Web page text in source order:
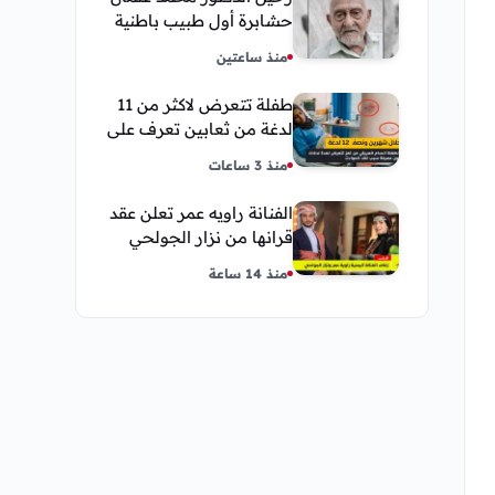
حشابرة أول طبيب باطنية
منذ ساعتين
طفلة تتعرض لاكثر من 11
لدغة من ثعابين تعرف على
العريقي
منذ 3 ساعات
الفنانة راويه عمر تعلن عقد
قرانها من نزار الجولحي
منذ 14 ساعة